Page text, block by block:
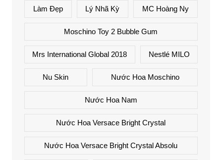
Làm Đẹp Lý Nhã Kỳ MC Hoàng Ny
Moschino Toy 2 Bubble Gum
Mrs International Global 2018 Nestlé MILO
Nu Skin Nước Hoa Moschino
Nước Hoa Nam
Nước Hoa Versace Bright Crystal
Nước Hoa Versace Bright Crystal Absolu